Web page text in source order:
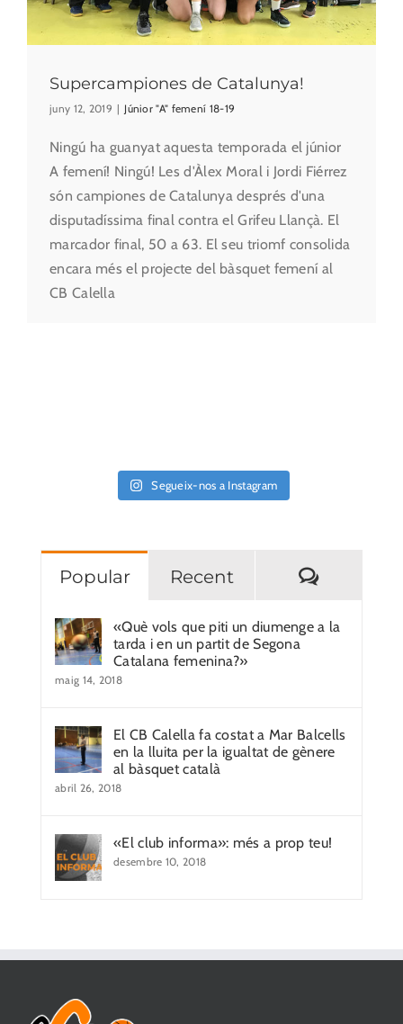
Supercampiones de Catalunya!
juny 12, 2019 | Júnior "A" femení 18-19
Ningú ha guanyat aquesta temporada el júnior
A femení! Ningú! Les d'Àlex Moral i Jordi Fiérrez
són campiones de Catalunya després d'una
disputadíssima final contra el Grifeu Llançà. El
marcador final, 50 a 63. El seu triomf consolida
encara més el projecte del bàsquet femení al
CB Calella
Segueix-nos a Instagram
Popular Recent
«Què vols que piti un diumenge a la
tarda i en un partit de Segona
Catalana femenina?»
maig 14, 2018
El CB Calella fa costat a Mar Balcells
en la lluita per la igualtat de gènere
al bàsquet català
abril 26, 2018
«El club informa»: més a prop teu!
desembre 10, 2018